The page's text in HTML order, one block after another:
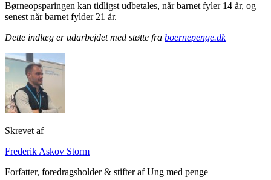
Børneopsparingen kan tidligst udbetales, når barnet fyler 14 år, og
senest når barnet fylder 21 år.
Dette indlæg er udarbejdet med støtte fra boernepenge.dk
Skrevet af
Frederik Askov Storm
Forfatter, foredragsholder & stifter af Ung med penge